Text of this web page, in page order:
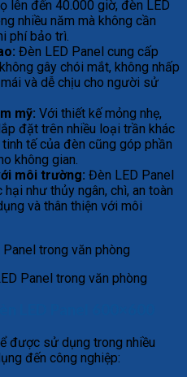
lên đến 40.000 giờ, đèn LED
nhiều năm mà không cần
phí bảo trì.
Đèn LED Panel cung cấp
gây chói mắt, không nhấp
và dễ chịu cho người sử
mỹ: Với thiết kế mỏng nhẹ,
đặt trên nhiều loại trần khác
tế của đèn cũng góp phần
không gian.
môi trường: Đèn LED Panel
như thủy ngân, chì, an toàn
và thân thiện với môi
Panel trong văn phòng
được sử dụng trong nhiều
đến công nghiệp: